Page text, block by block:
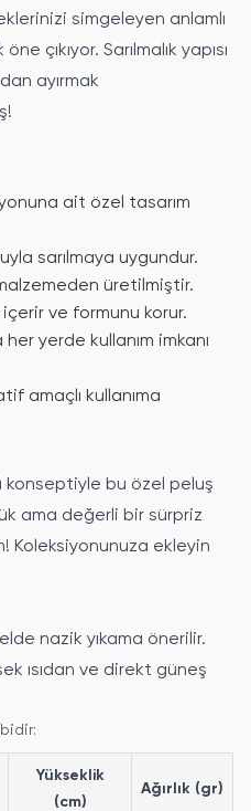
simgeleyen anlamlı
çıkıyor. Sarılmalık yapısı
ayırmak
ait özel tasarım
sarılmaya uygundur.
üretilmiştir.
içerir ve formunu korur.
yerde kullanım imkanı
amaçlı kullanıma
konseptiyle bu özel peluş
ama değerli bir sürpriz
Koleksiyonunuza ekleyin
nazik yıkama önerilir.
ısıdan ve direkt güneş
Yükseklik
(cm)
Ağırlık (gr)